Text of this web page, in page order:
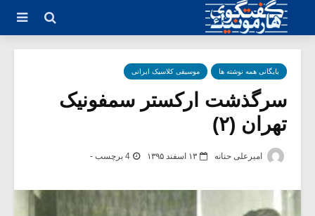
بایگانی همه نوشته ها موسیقی کلاسیک ایرانی
سرگذشت ارکستر سمفونیک
تهران (۲)
امیرعلی حنانه ۱۳ اسفند ۱۳۹۵ 4 برچسب -